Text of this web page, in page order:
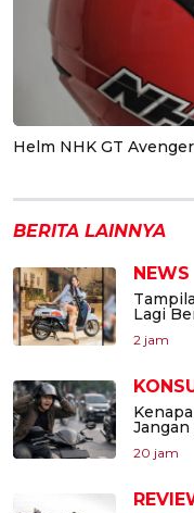
Helm NHK GT
BERITA LAINNYA
NEWS
Lagi
2 jam
20 jam